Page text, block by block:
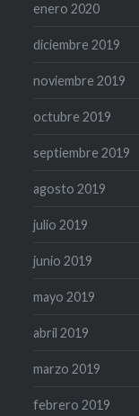
enero 2020
diciembre 2019
noviembre 2019
octubre 2019
septiembre 2019
agosto 2019
julio 2019
junio 2019
mayo 2019
abril 2019
marzo 2019
febrero 2019